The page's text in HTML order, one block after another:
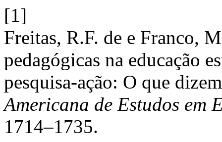
[1]
Freitas, R.F. de e Franco,
pedagógicas na educação
pesquisa-ação: O que
Americana de Estudos em
1714–1735.